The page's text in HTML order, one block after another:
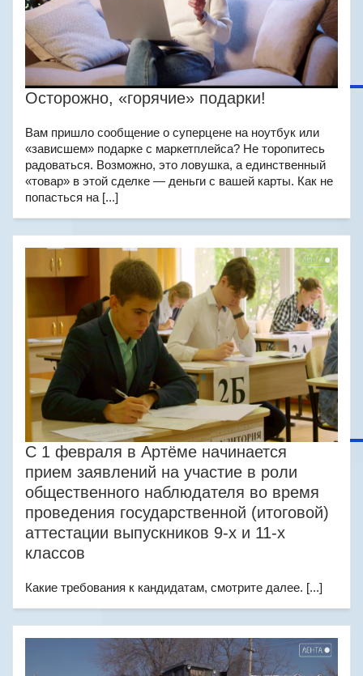
Осторожно, «горячие» подарки!
Вам пришло сообщение о суперцене на ноутбук или
«зависшем» подарке с маркетплейса? Не торопитесь
радоваться. Возможно, это ловушка, а единственный
«товар» в этой сделке — деньги с вашей карты. Как не
попасться на [...]
С 1 февраля в Артёме начинается
прием заявлений на участие в роли
общественного наблюдателя во время
проведения государственной (итоговой)
аттестации выпускников 9-х и 11-х
классов
Какие требования к кандидатам, смотрите далее. [...]